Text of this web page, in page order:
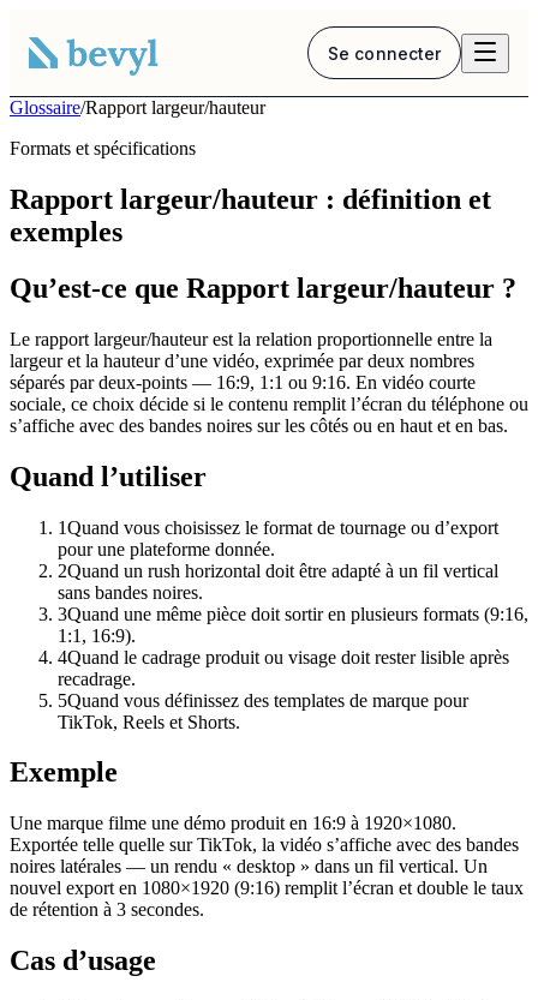
Se connecter
Glossaire/Rapport largeur/hauteur
Formats et spécifications
Rapport largeur/hauteur : définition et
exemples
Qu’est-ce que Rapport largeur/hauteur ?
Le rapport largeur/hauteur est la relation proportionnelle entre la
largeur et la hauteur d’une vidéo, exprimée par deux nombres
séparés par deux-points — 16:9, 1:1 ou 9:16. En vidéo courte
sociale, ce choix décide si le contenu remplit l’écran du téléphone ou
s’affiche avec des bandes noires sur les côtés ou en haut et en bas.
Quand l’utiliser
1Quand vous choisissez le format de tournage ou d’export
pour une plateforme donnée.
2Quand un rush horizontal doit être adapté à un fil vertical
sans bandes noires.
3Quand une même pièce doit sortir en plusieurs formats (9:16,
1:1, 16:9).
4Quand le cadrage produit ou visage doit rester lisible après
recadrage.
5Quand vous définissez des templates de marque pour
TikTok, Reels et Shorts.
Exemple
Une marque filme une démo produit en 16:9 à 1920×1080.
Exportée telle quelle sur TikTok, la vidéo s’affiche avec des bandes
noires latérales — un rendu « desktop » dans un fil vertical. Un
nouvel export en 1080×1920 (9:16) remplit l’écran et double le taux
de rétention à 3 secondes.
Cas d’usage